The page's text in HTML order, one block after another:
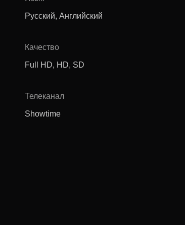
Русский, Английский
Качество
Full HD, HD, SD
Телеканал
Showtime